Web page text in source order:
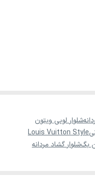
شلوار لویی ویتون
Louis Vuitton Style
بگشلوار گشاد مردانه